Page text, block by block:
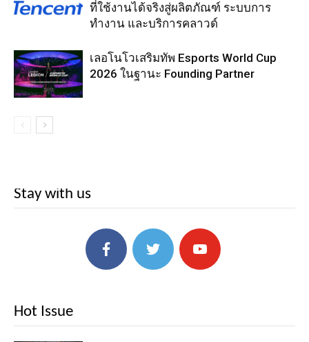
ที่ใช้งานได้จริงสู่ผลิตภัณฑ์ ระบบการ
ทำงาน และบริการคลาวด์
เลอโนโวเสริมทัพ Esports World Cup
2026 ในฐานะ Founding Partner
Stay with us
Hot Issue